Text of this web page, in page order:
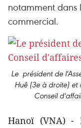
notamment dans
commercial.
Le président de
Huê (3e à droite)
Conseil
Hanoï (VNA) -